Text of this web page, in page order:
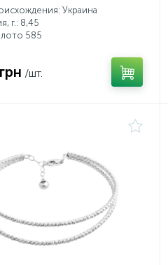
Украина
г.: 8,45
585
/шт.